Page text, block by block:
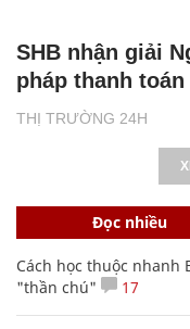
THỊ TRƯỜNG 24H
SHB nhận giải
pháp thanh
Đọc nhiều
Cách học thuộc
"thần chú"
17